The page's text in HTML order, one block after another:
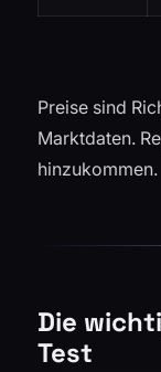
Preise sind
Marktdaten.
hinzukommen.
Die
Test